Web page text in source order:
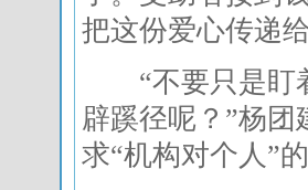
把这份爱心传递
“不要只是盯着
辟蹊径呢？”杨团
求“机构对个人”